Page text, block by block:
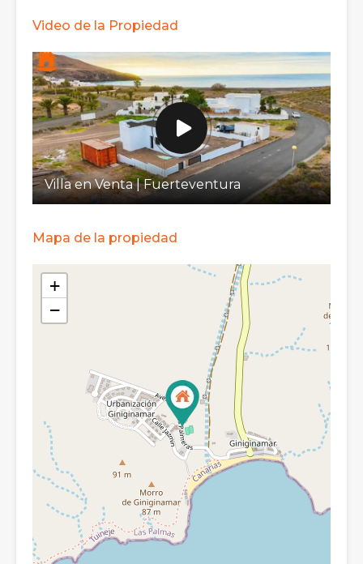
Video de la Propiedad
Villa en Venta | Fuerteventura
Mapa de la propiedad
+
−